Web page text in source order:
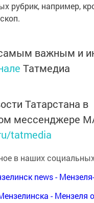
рубрик, например,
важным и
Татмедиа
Татарстана в
мессенджере
tatmedia
в наших
news -
- Мензеля